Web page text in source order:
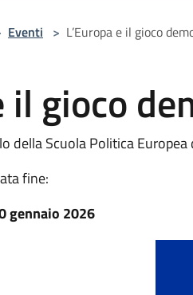
Eventi > L’Europa e il gioco
il gioco
della Scuola Politica Europea
fine:
gennaio 2026